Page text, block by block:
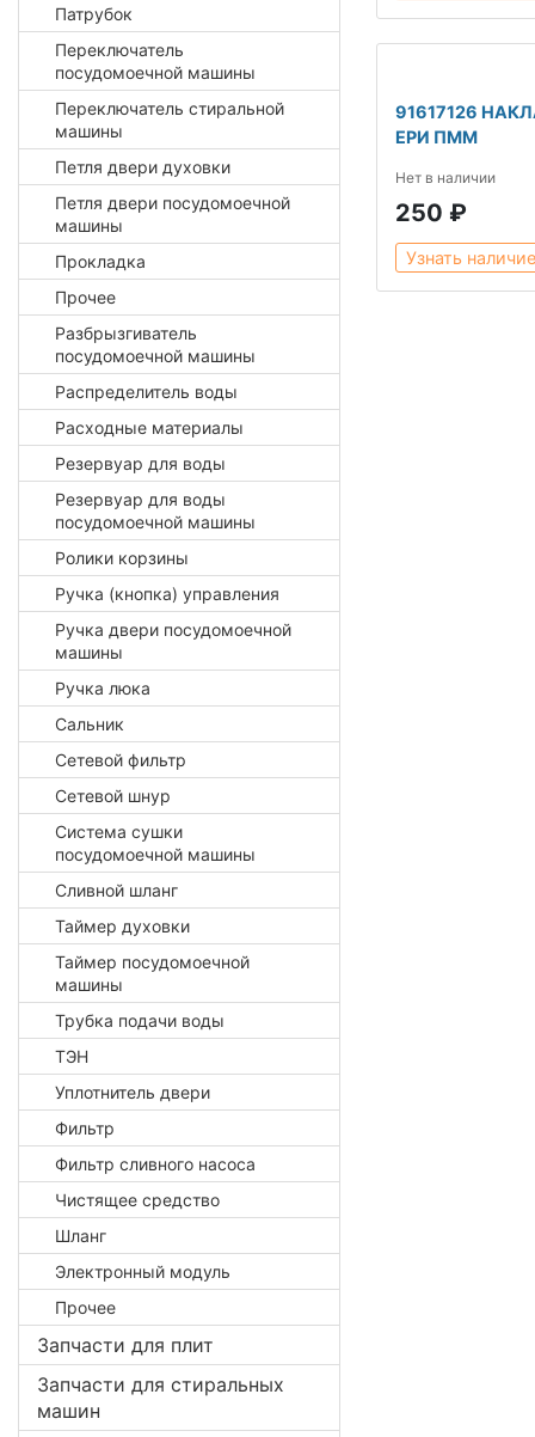
Патрубок
Переключатель
посудомоечной машины
Переключатель стиральной
машины
Петля двери духовки
Петля двери посудомоечной
машины
Прокладка
Прочее
Разбрызгиватель
посудомоечной машины
Распределитель воды
Расходные материалы
Резервуар для воды
Резервуар для воды
посудомоечной машины
Ролики корзины
Ручка (кнопка) управления
Ручка двери посудомоечной
машины
Ручка люка
Сальник
Сетевой фильтр
Сетевой шнур
Система сушки
посудомоечной машины
Сливной шланг
Таймер духовки
Таймер посудомоечной
машины
Трубка подачи воды
ТЭН
Уплотнитель двери
Фильтр
Фильтр сливного насоса
Чистящее средство
Шланг
Электронный модуль
Прочее
Запчасти для плит
Запчасти для стиральных
машин
91617126
ЕРИ ПММ
Нет в наличии
250 ₽
Узнать наличие